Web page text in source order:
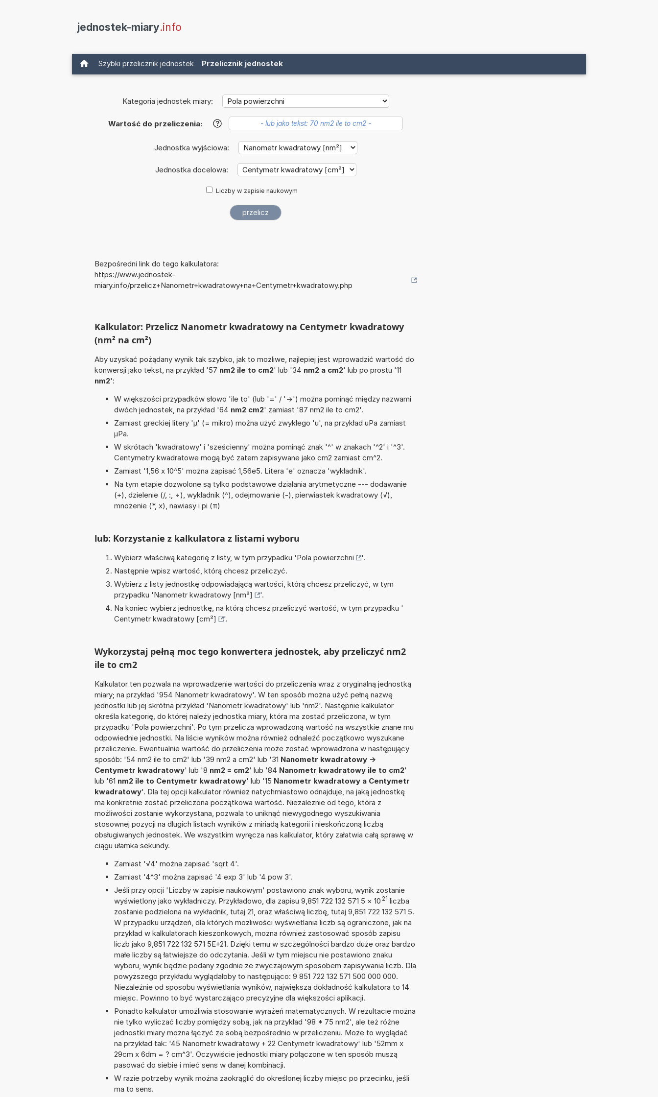
jednostek-miary.info
Szybki przelicznik jednostek Przelicznik jednostek
Kategoria jednostek miary:
Wartość do przeliczenia: ?
Jednostka wyjściowa:
Jednostka docelowa:
Liczby w zapisie naukowym
Bezpośredni link do tego kalkulatora:
https://www.jednostek-
miary.info/przelicz+Nanometr+kwadratowy+na+Centymetr+kwadratowy.php
Kalkulator: Przelicz Nanometr kwadratowy na Centymetr kwadratowy
(nm² na cm²)
Aby uzyskać pożądany wynik tak szybko, jak to możliwe, najlepiej jest wprowadzić wartość do
konwersji jako tekst, na przykład '57 nm2 ile to cm2' lub '34 nm2 a cm2' lub po prostu '11
nm2':
W większości przypadków słowo 'ile to' (lub '=' / '->') można pominąć między nazwami
dwóch jednostek, na przykład '64 nm2 cm2' zamiast '87 nm2 ile to cm2'.
Zamiast greckiej litery 'µ' (= mikro) można użyć zwykłego 'u', na przykład uPa zamiast
µPa.
W skrótach 'kwadratowy' i 'sześcienny' można pominąć znak '^' w znakach '^2' i '^3'.
Centymetry kwadratowe mogą być zatem zapisywane jako cm2 zamiast cm^2.
Zamiast '1,56 x 10^5' można zapisać 1,56e5. Litera 'e' oznacza 'wykładnik'.
Na tym etapie dozwolone są tylko podstawowe działania arytmetyczne --- dodawanie
(+), dzielenie (/, :, ÷), wykładnik (^), odejmowanie (-), pierwiastek kwadratowy (√),
mnożenie (*, x), nawiasy i pi (π)
lub: Korzystanie z kalkulatora z listami wyboru
Wybierz właściwą kategorię z listy, w tym przypadku 'Pola powierzchni
'.
Następnie wpisz wartość, którą chcesz przeliczyć.
Wybierz z listy jednostkę odpowiadającą wartości, którą chcesz przeliczyć, w tym
przypadku 'Nanometr kwadratowy [nm²]
'.
Na koniec wybierz jednostkę, na którą chcesz przeliczyć wartość, w tym przypadku '
Centymetr kwadratowy [cm²]
'.
Wykorzystaj pełną moc tego konwertera jednostek, aby przeliczyć nm2
ile to cm2
Kalkulator ten pozwala na wprowadzenie wartości do przeliczenia wraz z oryginalną jednostką
miary; na przykład '954 Nanometr kwadratowy'. W ten sposób można użyć pełną nazwę
jednostki lub jej skrótna przykład 'Nanometr kwadratowy' lub 'nm2'. Następnie kalkulator
określa kategorię, do której należy jednostka miary, która ma zostać przeliczona, w tym
przypadku 'Pola powierzchni'. Po tym przelicza wprowadzoną wartość na wszystkie znane mu
odpowiednie jednostki. Na liście wyników można również odnaleźć początkowo wyszukane
przeliczenie. Ewentualnie wartość do przeliczenia może zostać wprowadzona w następujący
sposób: '54 nm2 ile to cm2' lub '39 nm2 a cm2' lub '31 Nanometr kwadratowy ->
Centymetr kwadratowy' lub '8 nm2 = cm2' lub '84 Nanometr kwadratowy ile to cm2'
lub '61 nm2 ile to Centymetr kwadratowy' lub '15 Nanometr kwadratowy a Centymetr
kwadratowy'. Dla tej opcji kalkulator również natychmiastowo odnajduje, na jaką jednostkę
ma konkretnie zostać przeliczona początkowa wartość. Niezależnie od tego, która z
możliwości zostanie wykorzystana, pozwala to uniknąć niewygodnego wyszukiwania
stosownej pozycji na długich listach wyników z miriadą kategorii i nieskończoną liczbą
obsługiwanych jednostek. We wszystkim wyręcza nas kalkulator, który załatwia całą sprawę w
ciągu ułamka sekundy.
Zamiast '√4' można zapisać 'sqrt 4'.
Zamiast '4^3' można zapisać '4 exp 3' lub '4 pow 3'.
Jeśli przy opcji 'Liczby w zapisie naukowym' postawiono znak wyboru, wynik zostanie
wyświetlony jako wykładniczy. Przykładowo, dla zapisu 9,851 722 132 571 5 × 10 21 liczba
zostanie podzielona na wykładnik, tutaj 21, oraz właściwą liczbę, tutaj 9,851 722 132 571 5.
W przypadku urządzeń, dla których możliwości wyświetlania liczb są ograniczone, jak na
przykład w kalkulatorach kieszonkowych, można również zastosować sposób zapisu
liczb jako 9,851 722 132 571 5E+21. Dzięki temu w szczególności bardzo duże oraz bardzo
małe liczby są łatwiejsze do odczytania. Jeśli w tym miejscu nie postawiono znaku
wyboru, wynik będzie podany zgodnie ze zwyczajowym sposobem zapisywania liczb. Dla
powyższego przykładu wyglądałoby to następująco: 9 851 722 132 571 500 000 000.
Niezależnie od sposobu wyświetlania wyników, największa dokładność kalkulatora to 14
miejsc. Powinno to być wystarczająco precyzyjne dla większości aplikacji.
Ponadto kalkulator umożliwia stosowanie wyrażeń matematycznych. W rezultacie można
nie tylko wyliczać liczby pomiędzy sobą, jak na przykład '98 * 75 nm2', ale też różne
jednostki miary można łączyć ze sobą bezpośrednio w przeliczeniu. Może to wyglądać
na przykład tak: '45 Nanometr kwadratowy + 22 Centymetr kwadratowy' lub '52mm x
29cm x 6dm = ? cm^3'. Oczywiście jednostki miary połączone w ten sposób muszą
pasować do siebie i mieć sens w danej kombinacji.
W razie potrzeby wynik można zaokrąglić do określonej liczby miejsc po przecinku, jeśli
ma to sens.